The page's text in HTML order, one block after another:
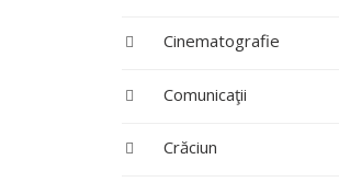
Cinematografie
Comunicaţii
Crăciun